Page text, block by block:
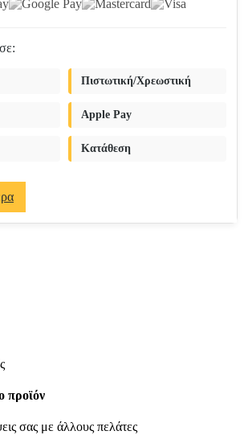
Πιστωτική/Χρεωστική
Apple Pay
Κατάθεση
προϊόν
σας με άλλους πελάτες